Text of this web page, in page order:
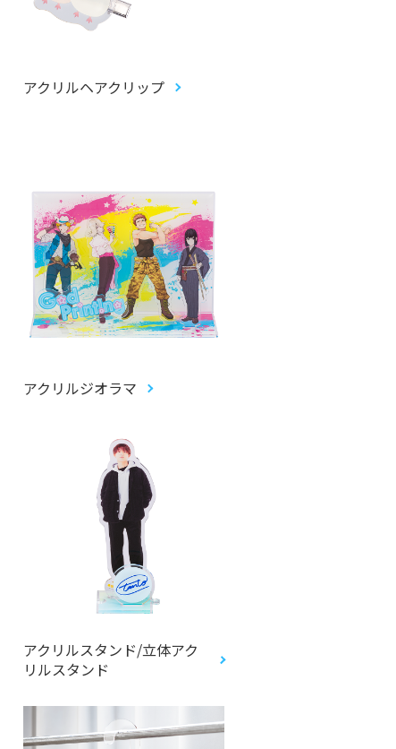
アクリルヘアクリップ
アクリルジオラマ
アクリルスタンド/立体アク
リルスタンド